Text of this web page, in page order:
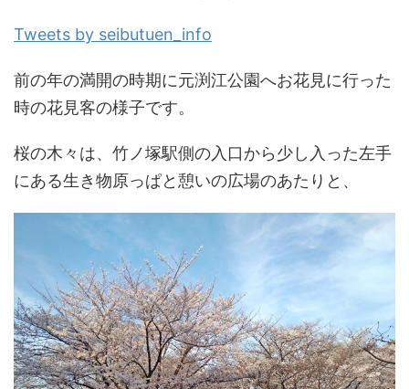
Tweets by seibutuen_info
前の年の満開の時期に元渕江公園へお花見に行った
時の花見客の様子です。
桜の木々は、竹ノ塚駅側の入口から少し入った左手
にある生き物原っぱと憩いの広場のあたりと、